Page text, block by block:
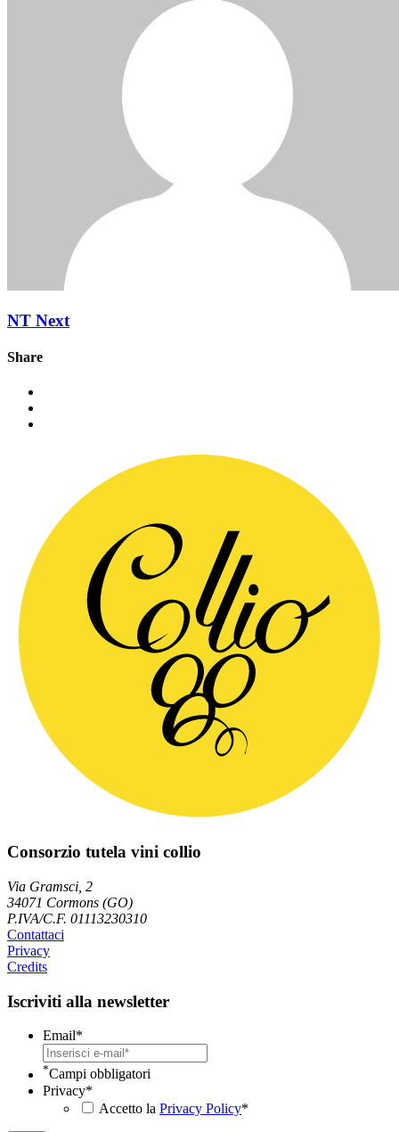
NT Next
Share
Consorzio tutela vini collio
Via Gramsci, 2
34071 Cormons (GO)
P.IVA/C.F. 01113230310
Contattaci
Privacy
Credits
Iscriviti alla newsletter
Email*
*Campi obbligatori
Privacy*
Accetto la Privacy Policy*